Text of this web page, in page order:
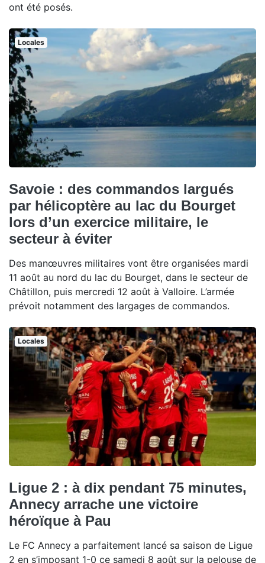
ont été posés.
Locales
Savoie : des commandos largués
par hélicoptère au lac du Bourget
lors d’un exercice militaire, le
secteur à éviter
Des manœuvres militaires vont être organisées mardi
11 août au nord du lac du Bourget, dans le secteur de
Châtillon, puis mercredi 12 août à Valloire. L’armée
prévoit notamment des largages de commandos.
Locales
Ligue 2 : à dix pendant 75 minutes,
Annecy arrache une victoire
héroïque à Pau
Le FC Annecy a parfaitement lancé sa saison de Ligue
2 en s’imposant 1-0 ce samedi 8 août sur la pelouse de